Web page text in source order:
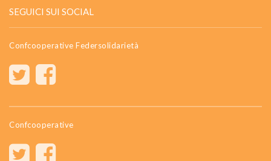
SEGUICI SUI SOCIAL
Confcooperative Federsolidarietà
Confcooperative